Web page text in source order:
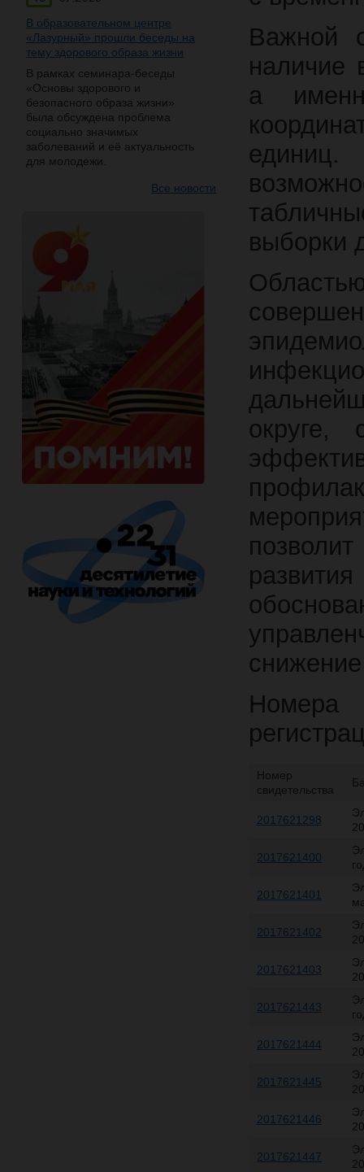
В образовательном центре
«Лазурный» прошли беседы на
тему здорового образа жизни
В рамках семинара-беседы
«Основы здорового и
безопасного образа жизни»
была обсуждена проблема
социально значимых
заболеваний и её актуальность
для молодежи.
Все новости
Важной
наличие
а
выборки
округе,
Номера
Номер
свидетельства
2017621298
2017621400
2017621401
2017621402
2017621403
2017621443
2017621444
2017621445
2017621446
2017621447